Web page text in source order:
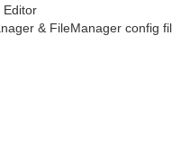
Editor
& FileManager config